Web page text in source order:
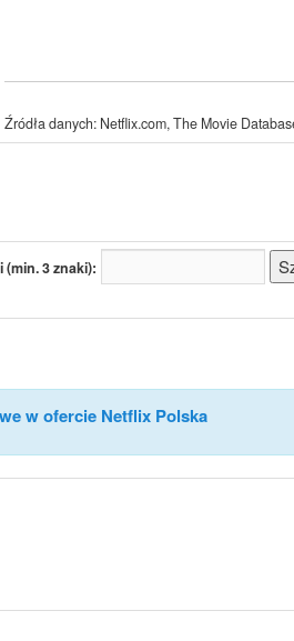
Źródła danych: Netflix.com, The Movie
3 znaki):
w ofercie Netflix Polska